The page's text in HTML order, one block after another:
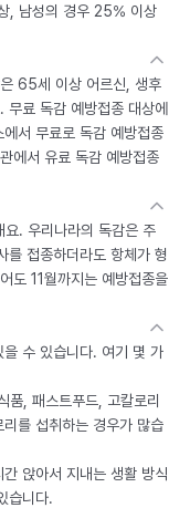
, 남성의 경우 25% 이상
65세 이상 어르신, 생후
료 독감 예방접종 대상에
서 무료로 독감 예방접종
에서 유료 독감 예방접종
. 우리나라의 독감은 주
를 접종하더라도 항체가 형
도 11월까지는 예방접종을
수 있습니다. 여기 몇 가
품, 패스트푸드, 고칼로리
를 섭취하는 경우가 많습
앉아서 지내는 생활 방식
습니다.